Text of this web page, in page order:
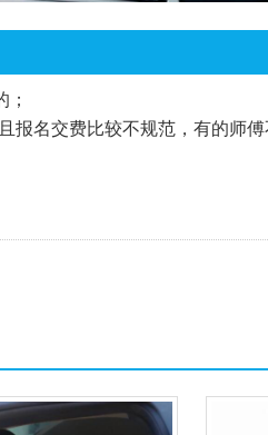
；
报名交费比较不规范，有的师